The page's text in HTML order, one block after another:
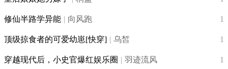
了！＂圣曦璃一脸矒，才发现，她竟穿进了
成兽世稀有神兽，生育力MAX好吧，和兽夫
啪啪啪还能漲武力值，她勉强接受看着同为
修仙半路学异能 | 向风跑 1
顶级掠食者的可爱幼崽[快穿] | 乌皙 1
穿越现代后，小史官爆红娱乐圈 | 羽迹流风 1